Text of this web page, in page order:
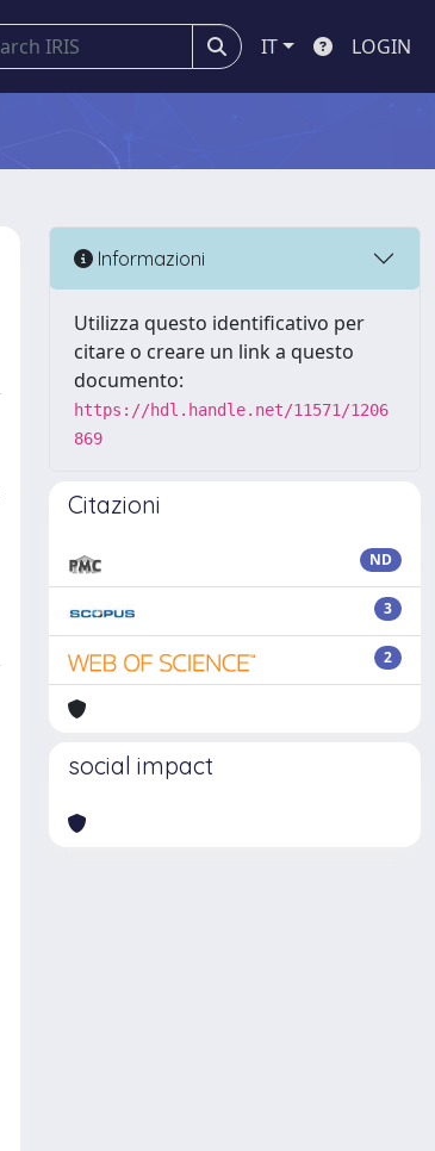
IT LOGIN
Informazioni
Utilizza questo identificativo per
citare o creare un link a questo
documento:
https://hdl.handle.net/11571/1206
869
Citazioni
ND
3
2
social impact